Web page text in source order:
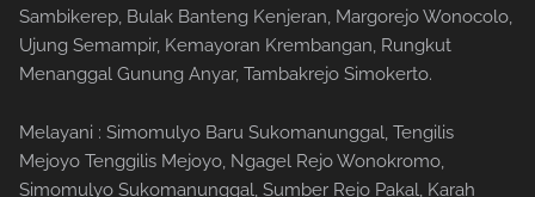
Sambikerep, Bulak Banteng Kenjeran, Margorejo Wonocolo,
Ujung Semampir, Kemayoran Krembangan, Rungkut
Menanggal Gunung Anyar, Tambakrejo Simokerto.
Melayani : Simomulyo Baru Sukomanunggal, Tengilis
Mejoyo Tenggilis Mejoyo, Ngagel Rejo Wonokromo,
Simomulyo Sukomanunggal, Sumber Rejo Pakal, Karah